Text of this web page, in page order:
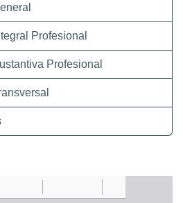
Profesional
Profesional